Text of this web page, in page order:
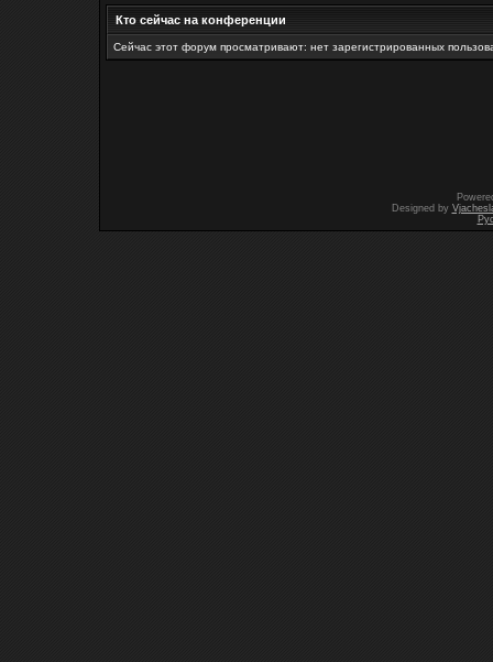
Кто сейчас на конференции
Сейчас этот форум просматривают: нет зарегистрированных
Designed by